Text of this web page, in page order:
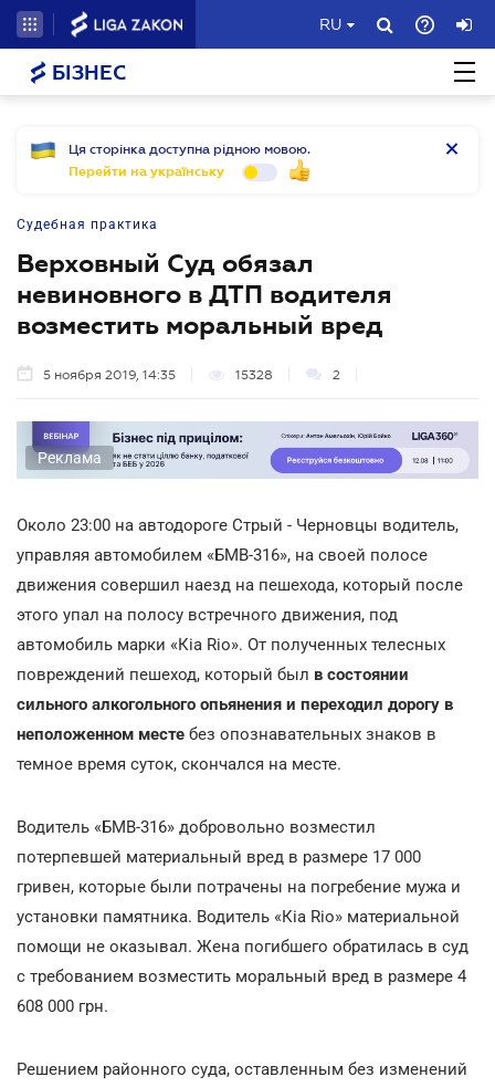
RU
БІЗНЕС
Ця сторінка доступна рідною мовою.
Перейти на українську
Судебная практика
Верховный Суд обязал
невиновного в ДТП водителя
возместить моральный вред
5 ноября 2019, 14:35 15328 2
Реклама
Около 23:00 на автодороге Стрый - Черновцы водитель,
управляя автомобилем «БМВ-316», на своей полосе
движения совершил наезд на пешехода, который после
этого упал на полосу встречного движения, под
автомобиль марки «Кіа Rio». От полученных телесных
повреждений пешеход, который был в состоянии
сильного алкогольного опьянения и переходил дорогу в
неположенном месте без опознавательных знаков в
темное время суток, скончался на месте.
Водитель «БМВ-316» добровольно возместил
потерпевшей материальный вред в размере 17 000
гривен, которые были потрачены на погребение мужа и
установки памятника. Водитель «Кіа Rio» материальной
помощи не оказывал. Жена погибшего обратилась в суд
с требованием возместить моральный вред в размере 4
608 000 грн.
Решением районного суда, оставленным без изменений